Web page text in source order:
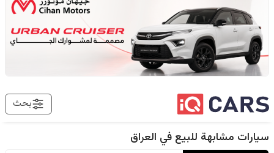
بحث
سيارات مشابهة للبيع في العراق